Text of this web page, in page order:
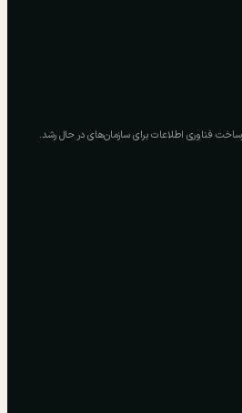
فناوری اطلاعات برای سازمان‌های در حال رشد.